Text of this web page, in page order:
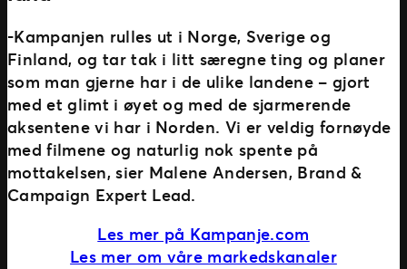
-Kampanjen rulles ut i Norge, Sverige og
Finland, og tar tak i litt særegne ting og planer
som man gjerne har i de ulike landene – gjort
med et glimt i øyet og med de sjarmerende
aksentene vi har i Norden. Vi er veldig fornøyde
med filmene og naturlig nok spente på
mottakelsen, sier Malene Andersen, Brand &
Campaign Expert Lead.
Les mer på Kampanje.com
Les mer om våre markedskanaler